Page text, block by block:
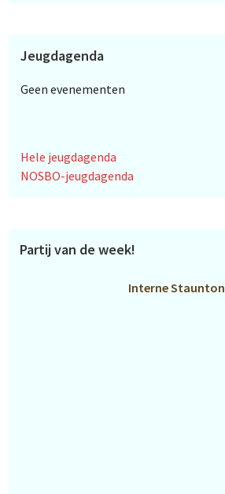
Jeugdagenda
Geen evenementen
Hele jeugdagenda
NOSBO-jeugdagenda
Partij van de week!
Interne Staunton